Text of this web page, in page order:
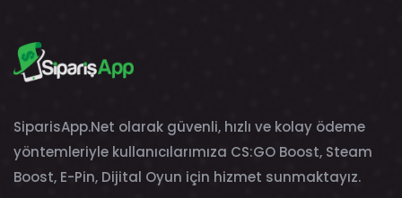
SiparisApp.Net olarak güvenli, hızlı ve kolay ödeme
yöntemleriyle kullanıcılarımıza CS:GO Boost, Steam
Boost, E-Pin, Dijital Oyun için hizmet sunmaktayız.